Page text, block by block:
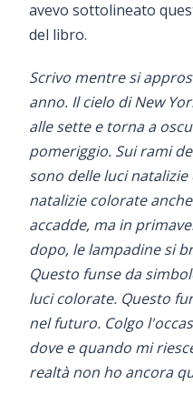
avevo sottolineato
del libro.
Scrivo mentre si
anno. Il cielo di New
alle sette e torna a
pomeriggio. Sui rami
sono delle luci
natalizie colorate
accadde, ma in
dopo, le lampadine si
Questo funse da
luci colorate. Questo
nel futuro. Colgo
dove e quando mi
realtà non ho ancora